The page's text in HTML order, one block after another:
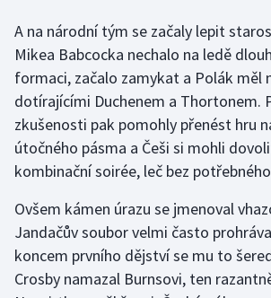
A na národní tým se začaly lepit
Mikea Babcocka nechalo na ledě
formaci, začalo zamykat a Polák měl
dotírajícími Duchenem a Thortonem.
zkušenosti pak pomohly přenést hru
útočného pásma a Češi si mohli
kombinační soirée, leč bez
Ovšem kámen úrazu se jmenoval
Jandačův soubor velmi často
koncem prvního dějství se mu to
Crosby namazal Burnsovi, ten